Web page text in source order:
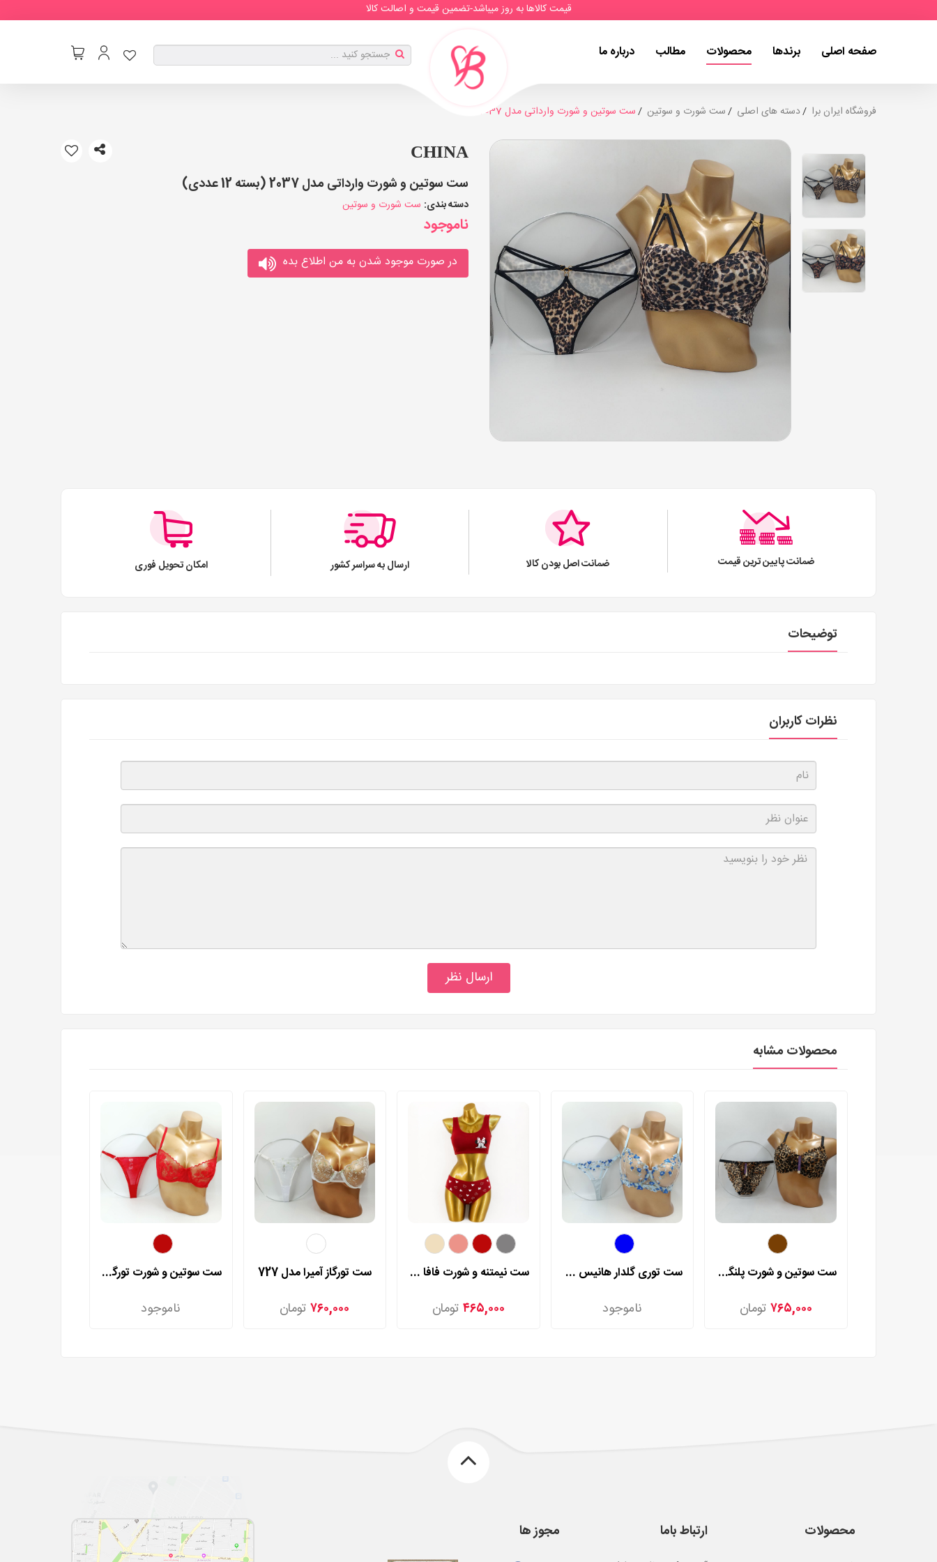
قیمت کالاها به روز میباشد-تضمین قیمت و اصالت کالا
صفحه اصلی برندها محصولات مطالب درباره ما
فروشگاه ایران برا دسته های اصلی ست شورت و سوتین ست سوتین و شورت وارداتی مدل 2037
CHINA
ست سوتین و شورت وارداتی مدل 2037 (بسته 12 عددی)
دسته بندی: ست شورت و سوتین
ناموجود
در صورت موجود شدن به من اطلاع بده
ضمانت پایین ترین قیمت ضمانت اصل بودن کالا ارسال به سراسر کشور امکان تحویل فوری
توضیحات
نظرات کاربران
ارسال نظر
محصولات مشابه
ست سوتین و شورت پلنگی رزا مدل 9507
۷۶۵,۰۰۰تومان
ست توری گلدار هانیس مدل 9806
ناموجود
ست نیمتنه و شورت فافا مدل 7830
۴۶۵,۰۰۰تومان
ست تورگاز آمیرا مدل 727
۷۶۰,۰۰۰تومان
ست سوتین و شورت تورگاز آمیرا مدل 730
ناموجود
محصولات ارتباط باما مجوز ها